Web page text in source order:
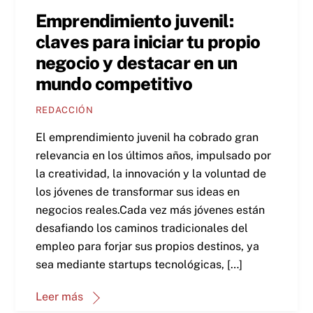
Emprendimiento juvenil:
claves para iniciar tu propio
negocio y destacar en un
mundo competitivo
REDACCIÓN
El emprendimiento juvenil ha cobrado gran
relevancia en los últimos años, impulsado por
la creatividad, la innovación y la voluntad de
los jóvenes de transformar sus ideas en
negocios reales.Cada vez más jóvenes están
desafiando los caminos tradicionales del
empleo para forjar sus propios destinos, ya
sea mediante startups tecnológicas, […]
Leer más